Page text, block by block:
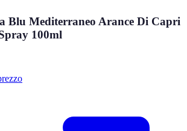
Blu Mediterraneo Arance Di Capri
100ml